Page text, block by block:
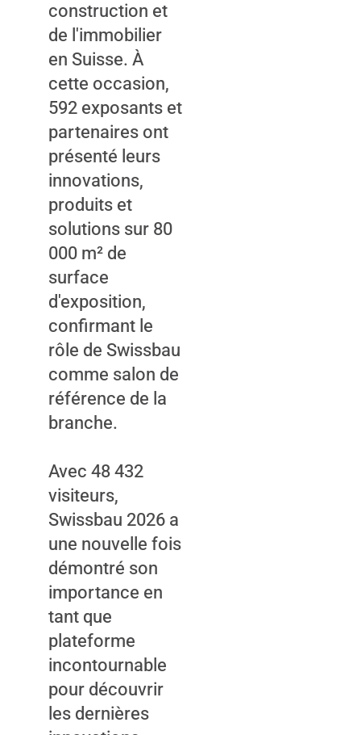
construction et
de l'immobilier
en Suisse. À
cette occasion,
592 exposants et
partenaires ont
présenté leurs
innovations,
produits et
solutions sur 80
000 m² de
surface
d'exposition,
confirmant le
rôle de Swissbau
comme salon de
référence de la
branche.
Avec 48 432
visiteurs,
Swissbau 2026 a
une nouvelle fois
démontré son
importance en
tant que
plateforme
incontournable
pour découvrir
les dernières